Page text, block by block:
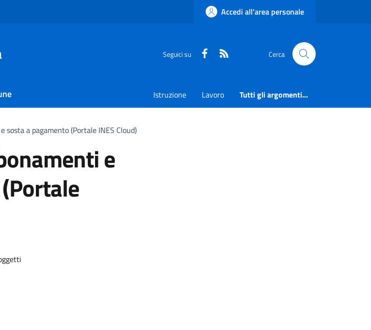
Accedi all'area personale
Seguici su Faceboook Cerca
Istruzione Lavoro Tutti gli argomenti...
sosta a pagamento (Portale INES Cloud)
e